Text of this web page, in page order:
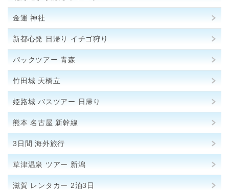
金運 神社
新都心発 日帰り イチゴ狩り
パックツアー 青森
竹田城 天橋立
姫路城 バスツアー 日帰り
熊本 名古屋 新幹線
3日間 海外旅行
草津温泉 ツアー 新潟
滋賀 レンタカー 2泊3日